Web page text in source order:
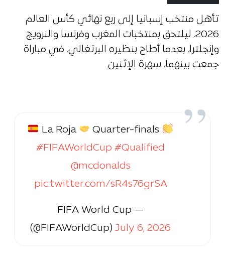
تأهل منتخب إسبانيا إلى ربع نهائي كأس العالم
2026، ليلتحق بمنتخبات المغرب وفرنسا والنرويج
وإنجلترا، بعدما أطاح بنظيره البرتغالي، في مباراة
جمعت بينهما، سهرة الإثنين.
La Roja
Quarter-finals
#FIFAWorldCup #Qualified
@mcdonalds
pic.twitter.com/sR4s76grSA
— FIFA World Cup
(@FIFAWorldCup) July 6, 2026